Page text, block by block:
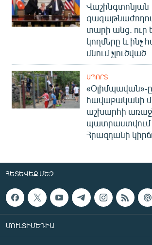
Վաշինգտոնյան
տարի անց. ուր
կողմերը և ինչ
մնում չլուծված
ՍՊՈՐՏ
«Օլիմպավան»-
հավաքականի
աշխարհի
պատրաստվում
Հրազդանի
ՀԵՏԵՎԵՔ ՄԵԶ
ՄՈՒԼՏԻՄԵԴԻԱ